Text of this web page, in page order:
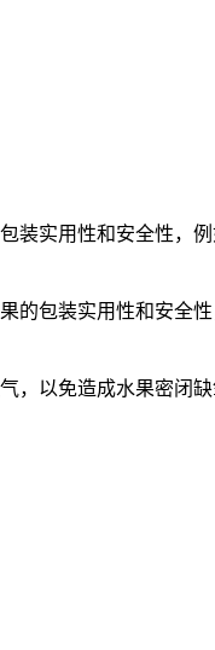
实用性和安全性，
包装实用性和安全
以免造成水果密闭